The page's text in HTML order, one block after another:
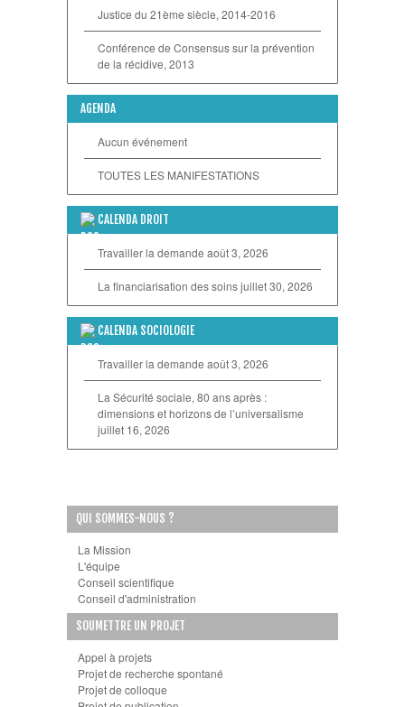
Justice du 21ème siècle, 2014-2016
Conférence de Consensus sur la prévention
de la récidive, 2013
AGENDA
Aucun événement
TOUTES LES MANIFESTATIONS
CALENDA DROIT
Travailler la demande août 3, 2026
La financiarisation des soinsjuillet 30, 2026
CALENDA SOCIOLOGIE
Travailler la demande août 3, 2026
La Sécurité sociale, 80 ans après :
dimensions et horizons de l’universalisme
juillet 16, 2026
QUI SOMMES-NOUS ?
La Mission
L'équipe
Conseil scientifique
Conseil d'administration
SOUMETTRE UN PROJET
Appel à projets
Projet de recherche spontané
Projet de colloque